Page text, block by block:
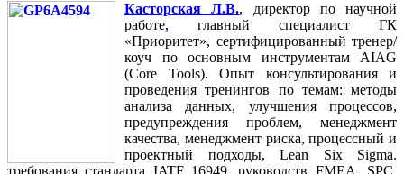
Касторская Л.В., директор по научной
работе, главный специалист ГК
«Приоритет», сертифицированный тренер/
коуч по основным инструментам AIAG
(Core Tools). Опыт консультирования и
проведения тренингов по темам: методы
анализа данных, улучшения процессов,
предупреждения проблем, менеджмент
качества, менеджмент риска, процессный и
проектный подходы, Lean Six Sigma.